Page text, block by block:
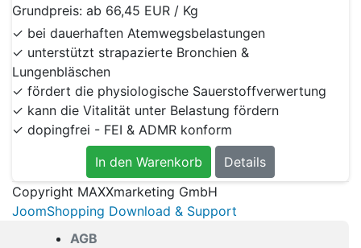
Grundpreis: ab 66,45 EUR / Kg
✓ bei dauerhaften Atemwegsbelastungen
✓ unterstützt strapazierte Bronchien &
Lungenbläschen
✓ fördert die physiologische Sauerstoffverwertung
✓ kann die Vitalität unter Belastung fördern
✓ dopingfrei - FEI & ADMR konform
In den Warenkorb
Details
Copyright MAXXmarketing GmbH
JoomShopping Download & Support
AGB